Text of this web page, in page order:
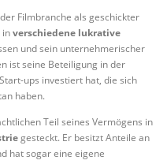
Filmbranche als geschickter
inverschiedene lukrative
und sein unternehmerischer
ist seine Beteiligung in der
ups investiert hat, die sich
haben.
Teil seines Vermögens in
gesteckt. Er besitzt Anteile an
hat sogar eine eigene